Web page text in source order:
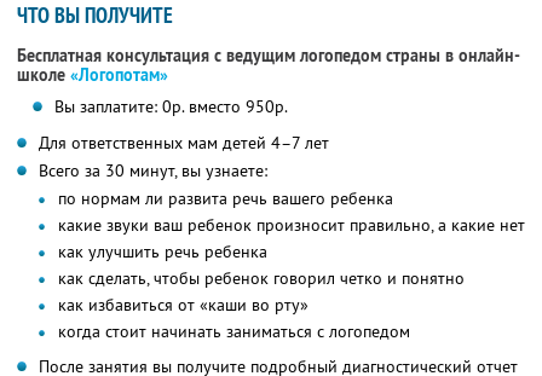
ЧТО ВЫ ПОЛУЧИТЕ
Бесплатная консультация с ведущим логопедом страны в онлайн-
школе «Логопотам»
Вы заплатите: 0р. вместо 950р.
Для ответственных мам детей 4–7 лет
Всего за 30 минут, вы узнаете:
по нормам ли развита речь вашего ребенка
какие звуки ваш ребенок произносит правильно, а какие нет
как улучшить речь ребенка
как сделать, чтобы ребенок говорил четко и понятно
как избавиться от «каши во рту»
когда стоит начинать заниматься с логопедом
После занятия вы получите подробный диагностический отчет